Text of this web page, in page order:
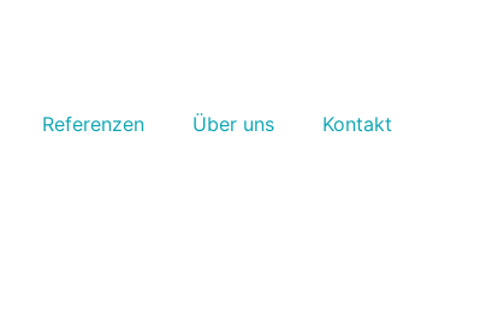
Referenzen Über uns Kontakt